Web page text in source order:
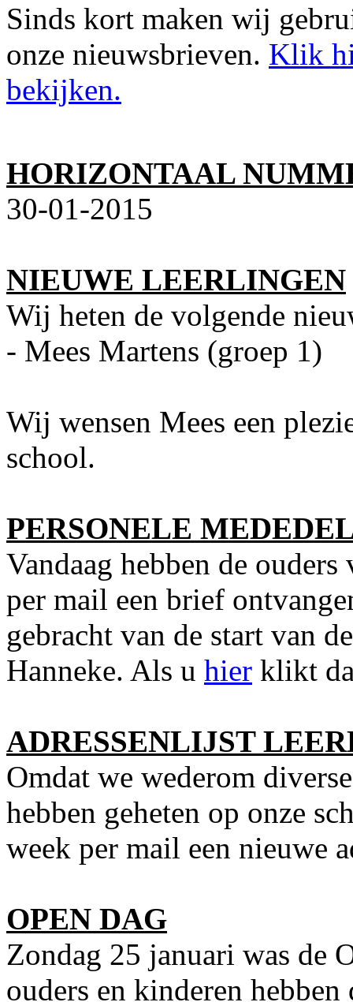
Sinds kort maken wij
onze nieuwsbrieven. Klik
bekijken.
HORIZONTAAL
30-01-2015
NIEUWE LEERLINGEN
Wij heten de volgende
- Mees Martens (groep 1)
Wij wensen Mees een
school.
PERSONELE
Vandaag hebben de
per mail een brief
gebracht van de start van
Hanneke. Als u hier klikt
ADRESSENLIJST
Omdat we wederom
hebben geheten op onze
week per mail een nieuwe
OPEN DAG
Zondag 25 januari was de
ouders en kinderen hebben